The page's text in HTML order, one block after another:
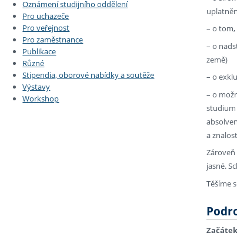
Oznámení studijního oddělení
Pro uchazeče
Pro veřejnost
Pro zaměstnance
Publikace
Různé
Stipendia, oborové nabídky a soutěže
Výstavy
Workshop
– o tom,
– o
země)
– o
– o
studium
a
jasné.
Těšíme